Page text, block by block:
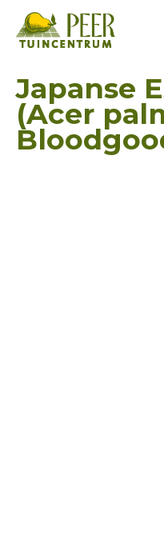
Japanse
(Acer